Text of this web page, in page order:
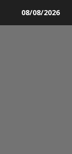
08/08/2026